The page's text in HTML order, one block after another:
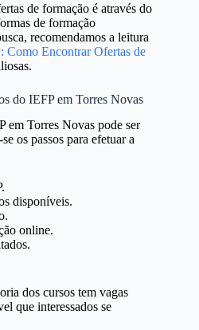
de formação é através do
de formação
recomendamos a leitura
Como Encontrar Ofertas de
do IEFP em Torres Novas
em Torres Novas pode ser
os passos para efetuar a
disponíveis.
online.
dos cursos tem vagas
que interessados se